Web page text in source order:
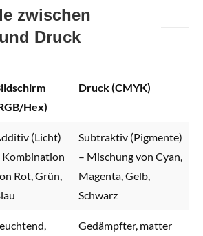
zwischen
Druck
Hex)
Druck (CMYK)
(Licht)
Kombination
Rot, Grün,
Subtraktiv (Pigmente)
– Mischung von Cyan,
Magenta, Gelb,
Schwarz
Gedämpfter, matter